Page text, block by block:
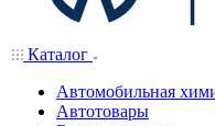
Каталог
Автомобильная
Автотовары